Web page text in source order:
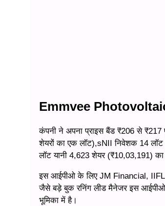
Emmvee
कंपनी ने अपना प्राइस बैंड ₹206 से ₹217
शेयरों का एक लॉट),sNII निवेशक 14
लॉट यानी 4,623 शेयर (₹10,03,191) का
इस आईपीओ के लिए JM Financial,
जैसे बड़े बुक रनिंग लीड मैनेजर इस आईपीओ
भूमिका में है।